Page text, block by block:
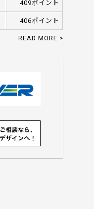
409ポイント
406ポイント
READ MORE >